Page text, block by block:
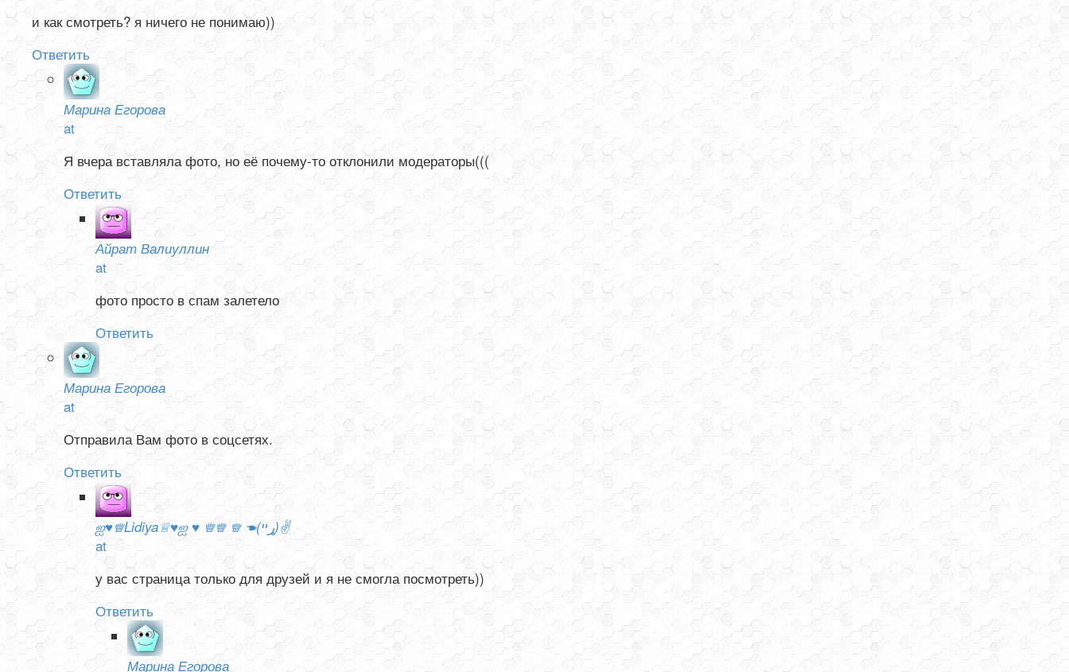
и как смотреть? я ничего не понимаю))
Ответить
Марина Егорова
at
Я вчера вставляла фото, но её почему-то отклонили модераторы(((
Ответить
Айрат Валиуллин
at
фото просто в спам залетело
Ответить
Марина Егорова
at
Отправила Вам фото в соцсетях.
Ответить
ஐ♥♕Lidiya♕♥ஐ ♥ ♕♕ ♕ ☚(ړײ)✌
at
у вас страница только для друзей и я не смогла посмотреть))
Ответить
Марина Егорова